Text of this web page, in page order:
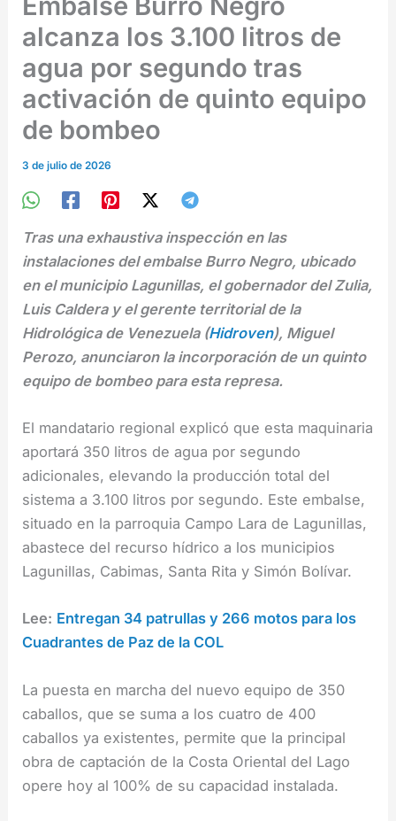
alcanza los 3.100 litros de
agua por segundo tras
activación de quinto equipo
de bombeo
3 de julio de 2026
Tras una exhaustiva inspección en las
instalaciones del embalse Burro Negro, ubicado
en el municipio Lagunillas, el gobernador del Zulia,
Luis Caldera y el gerente territorial de la
Hidrológica de Venezuela (Hidroven), Miguel
Perozo, anunciaron la incorporación de un quinto
equipo de bombeo para esta represa.
El mandatario regional explicó que esta maquinaria
aportará 350 litros de agua por segundo
adicionales, elevando la producción total del
sistema a 3.100 litros por segundo. Este embalse,
situado en la parroquia Campo Lara de Lagunillas,
abastece del recurso hídrico a los municipios
Lagunillas, Cabimas, Santa Rita y Simón Bolívar.
Lee: Entregan 34 patrullas y 266 motos para los
Cuadrantes de Paz de la COL
La puesta en marcha del nuevo equipo de 350
caballos, que se suma a los cuatro de 400
caballos ya existentes, permite que la principal
obra de captación de la Costa Oriental del Lago
opere hoy al 100% de su capacidad instalada.